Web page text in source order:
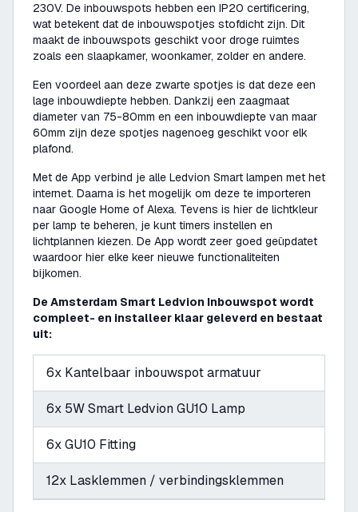
230V. De inbouwspots hebben een IP20 certificering,
wat betekent dat de inbouwspotjes stofdicht zijn. Dit
maakt de inbouwspots geschikt voor droge ruimtes
zoals een slaapkamer, woonkamer, zolder en andere.
Een voordeel aan deze zwarte spotjes is dat deze een
lage inbouwdiepte hebben. Dankzij een zaagmaat
diameter van 75-80mm en een inbouwdiepte van maar
60mm zijn deze spotjes nagenoeg geschikt voor elk
plafond.
Met de App verbind je alle Ledvion Smart lampen met het
internet. Daarna is het mogelijk om deze te importeren
naar Google Home of Alexa. Tevens is hier de lichtkleur
per lamp te beheren, je kunt timers instellen en
lichtplannen kiezen. De App wordt zeer goed geüpdatet
waardoor hier elke keer nieuwe functionaliteiten
bijkomen.
De Amsterdam Smart Ledvion Inbouwspot wordt
compleet- en installeer klaar geleverd en bestaat
uit:
6x Kantelbaar inbouwspot armatuur
6x 5W Smart Ledvion GU10 Lamp
6x GU10 Fitting
12x Lasklemmen / verbindingsklemmen